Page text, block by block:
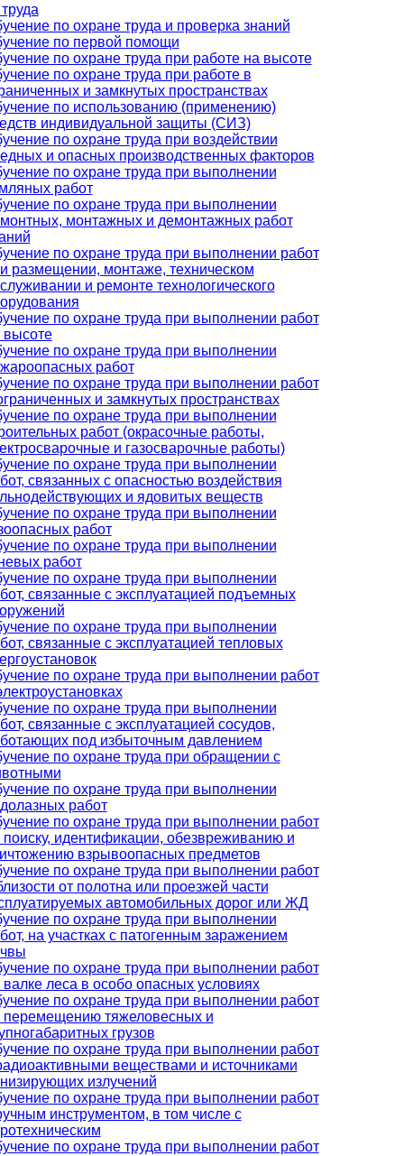
по охране труда и проверка знаний
по первой помощи
по охране труда при работе на высоте
по охране труда при работе в
и замкнутых пространствах
по использованию (применению)
индивидуальной защиты (СИЗ)
по охране труда при воздействии
и опасных производственных факторов
по охране труда при выполнении
работ
по охране труда при выполнении
монтажных и демонтажных работ
по охране труда при выполнении работ
размещении, монтаже, техническом
и ремонте технологического
по охране труда при выполнении работ
высоте
по охране труда при выполнении
работ
по охране труда при выполнении работ
и замкнутых пространствах
по охране труда при выполнении
работ (окрасочные работы,
и газосварочные работы)
по охране труда при выполнении
связанных с опасностью воздействия
и ядовитых веществ
по охране труда при выполнении
работ
по охране труда при выполнении
работ
по охране труда при выполнении
связанные с эксплуатацией подъемных
по охране труда при выполнении
связанные с эксплуатацией тепловых
по охране труда при выполнении работ
по охране труда при выполнении
связанные с эксплуатацией сосудов,
под избыточным давлением
по охране труда при обращении с
по охране труда при выполнении
работ
по охране труда при выполнении работ
поиску, идентификации, обезвреживанию и
взрывоопасных предметов
по охране труда при выполнении работ
от полотна или проезжей части
автомобильных дорог или ЖД
по охране труда при выполнении
на участках с патогенным заражением
по охране труда при выполнении работ
валке леса в особо опасных условиях
по охране труда при выполнении работ
перемещению тяжеловесных и
грузов
по охране труда при выполнении работ
веществами и источниками
излучений
по охране труда при выполнении работ
инструментом, в том числе с
по охране труда при выполнении работ